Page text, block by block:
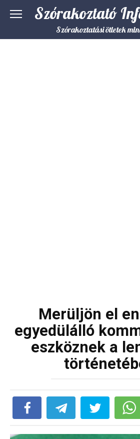
Szórakoztató
Szórakoztatási ötletek
Merüljön el
egyedülálló
eszköznek a